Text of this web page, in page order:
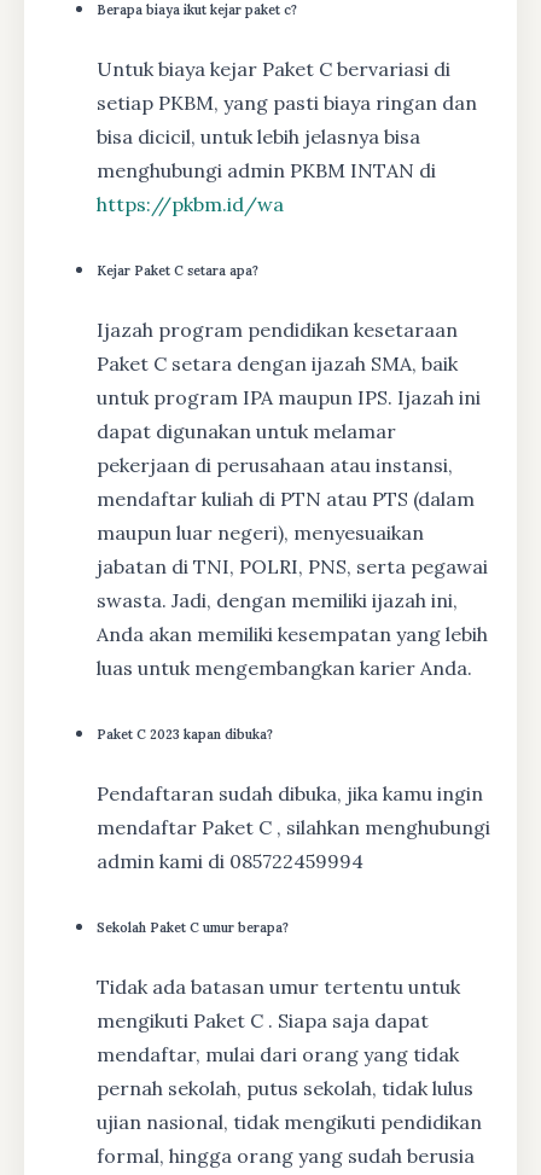
Berapa biaya ikut kejar paket c?
Untuk biaya kejar Paket C bervariasi di
setiap PKBM, yang pasti biaya ringan dan
bisa dicicil, untuk lebih jelasnya bisa
menghubungi admin PKBM INTAN di
https://pkbm.id/wa
Kejar Paket C setara apa?
Ijazah program pendidikan kesetaraan
Paket C setara dengan ijazah SMA, baik
untuk program IPA maupun IPS. Ijazah ini
dapat digunakan untuk melamar
pekerjaan di perusahaan atau instansi,
mendaftar kuliah di PTN atau PTS (dalam
maupun luar negeri), menyesuaikan
jabatan di TNI, POLRI, PNS, serta pegawai
swasta. Jadi, dengan memiliki ijazah ini,
Anda akan memiliki kesempatan yang lebih
luas untuk mengembangkan karier Anda.
Paket C 2023 kapan dibuka?
Pendaftaran sudah dibuka, jika kamu ingin
mendaftar Paket C , silahkan menghubungi
admin kami di 085722459994
Sekolah Paket C umur berapa?
Tidak ada batasan umur tertentu untuk
mengikuti Paket C . Siapa saja dapat
mendaftar, mulai dari orang yang tidak
pernah sekolah, putus sekolah, tidak lulus
ujian nasional, tidak mengikuti pendidikan
formal, hingga orang yang sudah berusia